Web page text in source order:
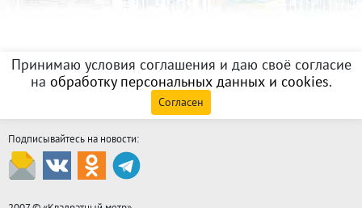
Принимаю условия соглашения и даю своё согласие
на обработку персональных данных и cookies.
Согласен
Подписывайтесь на новости: